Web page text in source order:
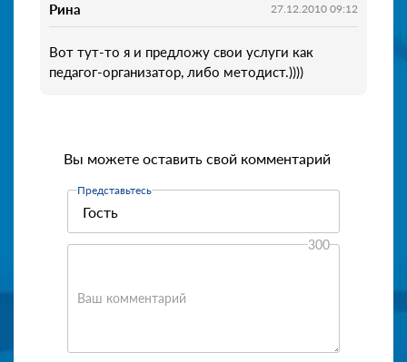
Рина 27.12.2010 09:12
Вот тут-то я и предложу свои услуги как
педагог-организатор, либо методист.))))
Вы можете оставить свой комментарий
Представьтесь
Ваш комментарий
300